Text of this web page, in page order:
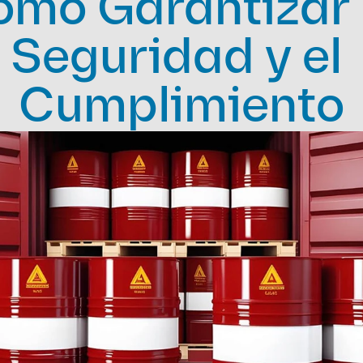
Seguridad y el
Cumplimiento